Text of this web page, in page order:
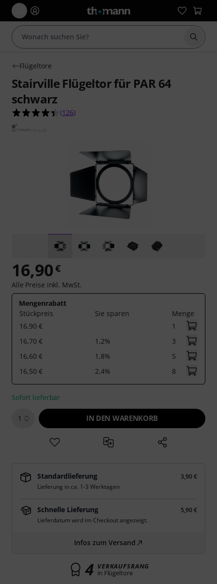
Suche
Flügeltore
Stairville Flügeltor für PAR 64
schwarz
4.4 von 5 Sternen aus 126 Kundenbewertungen
(126)
16,90€
Alle Preise inkl. MwSt.
Mengenrabatt
Stückpreis
Sie sparen
Menge
16,90 €
1
16,70 €
1,2%
3
16,60 €
1,8%
5
16,50 €
2,4% 8
Sofort lieferbar
1 IN DEN WARENKORB
Standardlieferung
3,90 €
Lieferung in ca. 1-3 Werktagen
Schnelle Lieferung
5,90 €
Lieferdatum wird im Checkout angezeigt.
Infos zum Versand
4 VERKAUFSRANG
in Flügeltore